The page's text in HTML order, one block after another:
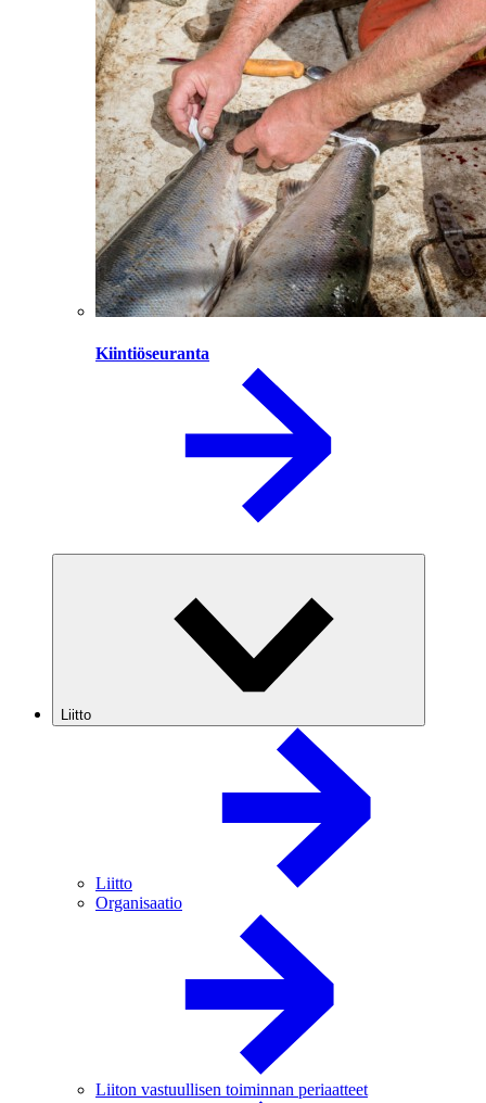
Kiintiöseuranta
Liitto
Liitto
Organisaatio
Liiton vastuullisen toiminnan periaatteet